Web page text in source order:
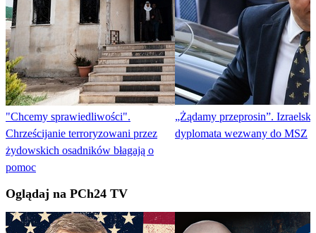
"Chcemy sprawiedliwości".
Chrześcijanie terroryzowani przez
żydowskich osadników błagają o
pomoc
„Żądamy przeprosin”. Izraelski
dyplomata wezwany do MSZ
Oglądaj na PCh24 TV